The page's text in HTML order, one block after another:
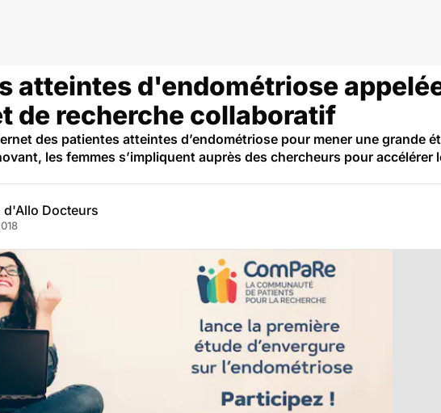
atteintes d'endométriose
de recherche collaboratif
des patientes atteintes d’endométriose pour mener une grande
les femmes s’impliquent auprès des chercheurs pour accélérer
d'Allo Docteurs